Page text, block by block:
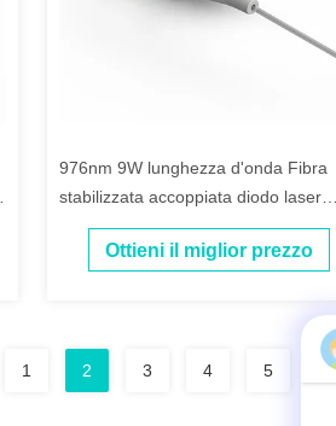
976nm 9W lunghezza d'onda Fibra
stabilizzata accoppiata diodo laser
Efficiente
Ottieni il miglior prezzo
1 2 3 4 5 6